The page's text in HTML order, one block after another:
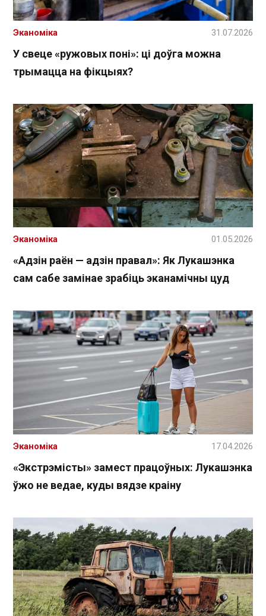
У свеце «ружовых поні»: ці доўга можна
трымацца на фікцыях?
Эканоміка 31.07.2026
«Адзін раён — адзін правал»: Як Лукашэнка
сам сабе замінае зрабіць эканамічны цуд
Эканоміка 01.05.2026
«Экстрэмісты» замест працоўных: Лукашэнка
ўжо не ведае, куды вядзе краіну
Эканоміка 17.04.2026